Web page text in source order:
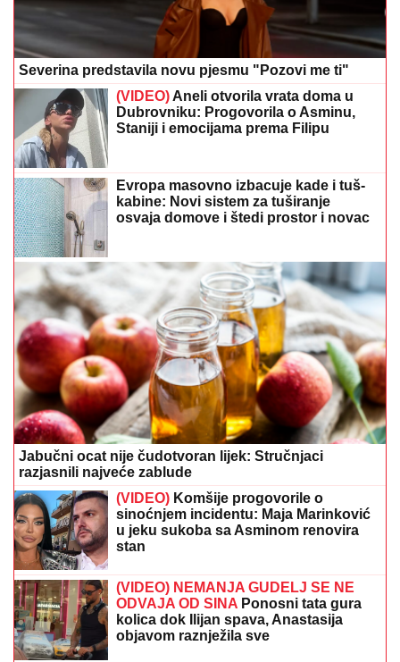
Severina predstavila novu pjesmu "Pozovi me ti"
(VIDEO) Aneli otvorila vrata doma u
Dubrovniku: Progovorila o Asminu,
Staniji i emocijama prema Filipu
Evropa masovno izbacuje kade i tuš-
kabine: Novi sistem za tuširanje
osvaja domove i štedi prostor i novac
Jabučni ocat nije čudotvoran lijek: Stručnjaci
razjasnili najveće zablude
(VIDEO) Komšije progovorile o
sinoćnjem incidentu: Maja Marinković
u jeku sukoba sa Asminom renovira
stan
(VIDEO) NEMANJA GUDELJ SE NE
ODVAJA OD SINA Ponosni tata gura
kolica dok Ilijan spava, Anastasija
objavom raznježila sve